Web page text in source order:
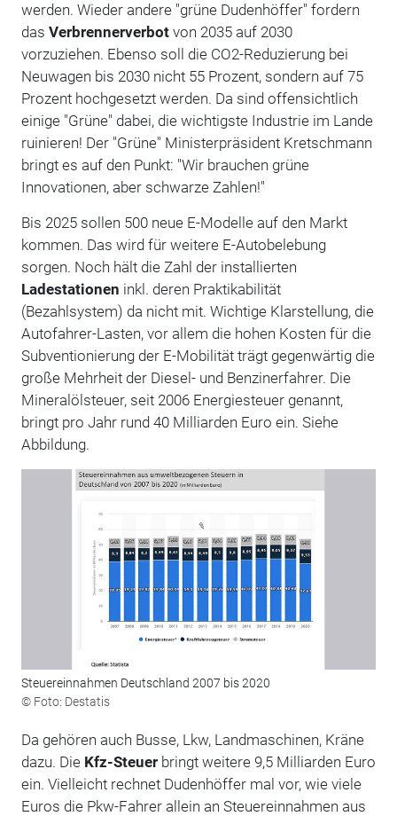
werden. Wieder andere "grüne Dudenhöffer" fordern
das Verbrennerverbotvon 2035 auf 2030
vorzuziehen. Ebenso soll die CO2-Reduzierung bei
Neuwagen bis 2030 nicht 55 Prozent, sondern auf 75
Prozent hochgesetzt werden. Da sind offensichtlich
einige "Grüne" dabei, die wichtigste Industrie im Lande
ruinieren! Der "Grüne" Ministerpräsident Kretschmann
bringt es auf den Punkt: "Wir brauchen grüne
Innovationen, aber schwarze Zahlen!"
Bis 2025 sollen 500 neue E-Modelle auf den Markt
kommen. Das wird für weitere E-Autobelebung
sorgen. Noch hält die Zahl der installierten
Ladestationen inkl. deren Praktikabilität
(Bezahlsystem) da nicht mit. Wichtige Klarstellung, die
Autofahrer-Lasten, vor allem die hohen Kosten für die
Subventionierung der E-Mobilität trägt gegenwärtig die
große Mehrheit der Diesel- und Benzinerfahrer. Die
Mineralölsteuer, seit 2006 Energiesteuer genannt,
bringt pro Jahr rund 40 Milliarden Euro ein. Siehe
Abbildung.
Steuereinnahmen Deutschland 2007 bis 2020
© Foto: Destatis
Da gehören auch Busse, Lkw, Landmaschinen, Kräne
dazu. Die Kfz-Steuerbringt weitere 9,5 Milliarden Euro
ein. Vielleicht rechnet Dudenhöffer mal vor, wie viele
Euros die Pkw-Fahrer allein an Steuereinnahmen aus